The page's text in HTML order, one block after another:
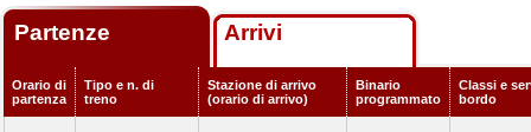
Partenze Arrivi
Orario di
partenza
Tipo e n. di
treno
Stazione di arrivo
(orario di arrivo)
Binario
programmato
Classi e
bordo